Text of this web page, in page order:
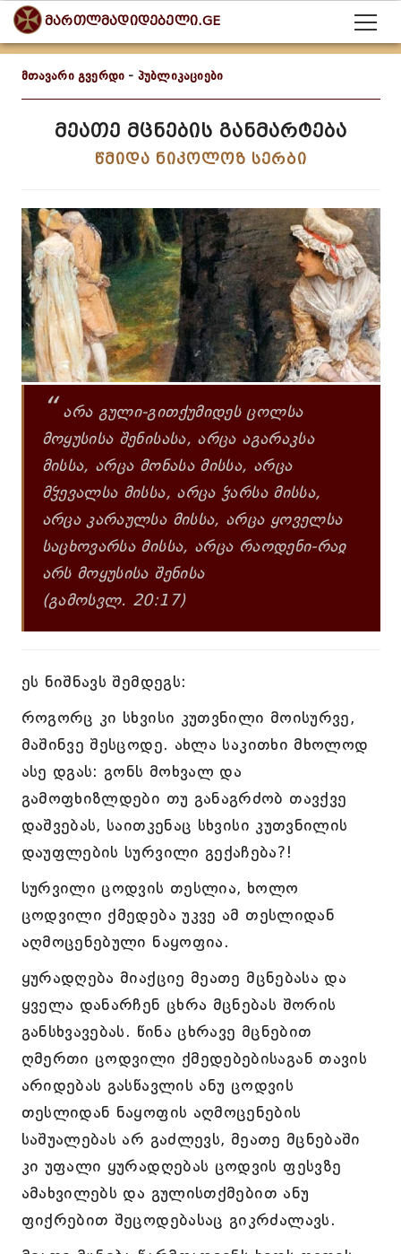
მართლმადიდებელი.GE
მთავარი გვერდი - პუბლიკაციები
მეათე მცნების განმარტება
წმიდა ნიკოლოზ სერბი
“ არა გული-გითქუმიდეს ცოლსა
მოყუსისა შენისასა, არცა აგარაკსა
მისსა, არცა მონასა მისსა, არცა
მჴევალსა მისსა, არცა ჴარსა მისსა,
არცა კარაულსა მისსა, არცა ყოველსა
საცხოვარსა მისსა, არცა რაოდენი-რაჲ
არს მოყუსისა შენისა
(გამოსვლ. 20:17)
ეს ნიშნავს შემდეგს:
როგორც კი სხვისი კუთვნილი მოისურვე,
მაშინვე შესცოდე. ახლა საკითხი მხოლოდ
ასე დგას: გონს მოხვალ და
გამოფხიზლდები თუ განაგრძობ თავქვე
დაშვებას, საითკენაც სხვისი კუთვნილის
დაუფლების სურვილი გექაჩება?!
სურვილი ცოდვის თესლია, ხოლო
ცოდვილი ქმედება უკვე ამ თესლიდან
აღმოცენებული ნაყოფია.
ყურადღება მიაქციე მეათე მცნებასა და
ყველა დანარჩენ ცხრა მცნებას შორის
განსხვავებას. წინა ცხრავე მცნებით
ღმერთი ცოდვილი ქმედებებისაგან თავის
არიდებას გასწავლის ანუ ცოდვის
თესლიდან ნაყოფის აღმოცენების
საშუალებას არ გაძლევს, მეათე მცნებაში
კი უფალი ყურადღებას ცოდვის ფესვზე
ამახვილებს და გულისთქმებით ანუ
ფიქრებით შეცოდებასაც გიკრძალავს.